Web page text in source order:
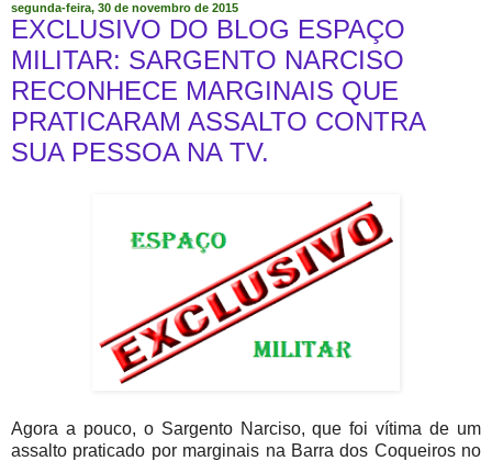
segunda-feira, 30 de novembro de 2015
EXCLUSIVO DO BLOG ESPAÇO
MILITAR: SARGENTO NARCISO
RECONHECE MARGINAIS QUE
PRATICARAM ASSALTO CONTRA
SUA PESSOA NA TV.
Agora a pouco, o Sargento Narciso, que foi vítima de um
assalto praticado por marginais na Barra dos Coqueiros no